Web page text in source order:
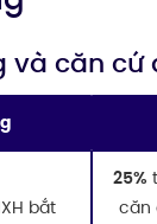
và căn cứ
bắt
25%
căn